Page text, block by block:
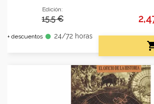
Edición:
15.5 €
+ descuentos fiber_manual_record 24/72 horas